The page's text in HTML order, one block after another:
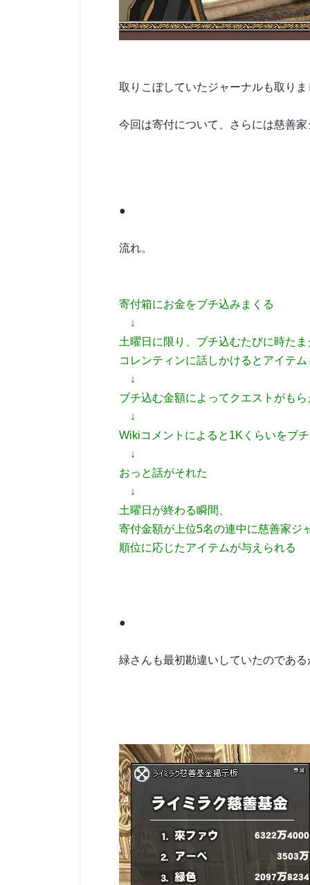
取りこぼしていたジャーナルも取りま
今回は寄付について、さらには慈善
●
流れ。
寄付箱にお金をブチ込みまくる
↓
土曜日に限り、ブチ込むたびに時た
コレンティンに話しかけるとアイテ
↓
ブチ込む金額によってクエストがも
↓
Wikiコメントによると1Kくらいをブ
↓
おっと話がそれた
↓
土曜日が終わる瞬間、
寄付金額が上位5名の連中に慈善家ジ
順位に応じたアイテムが与えられる
●
緑さんも最初勘違いしていたのである